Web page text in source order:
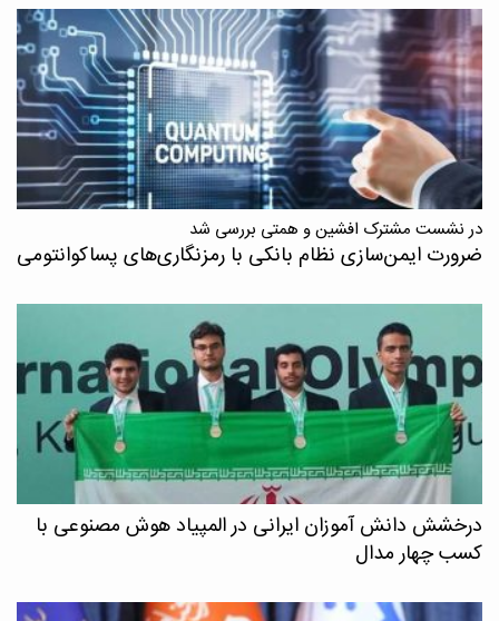
در نشست مشترک افشین و همتی بررسی شد
ضرورت ایمن‌سازی نظام بانکی با رمزنگاری‌های پسا‌کوانتومی
درخشش دانش آموزان ایرانی در المپیاد هوش مصنوعی با
کسب چهار مدال